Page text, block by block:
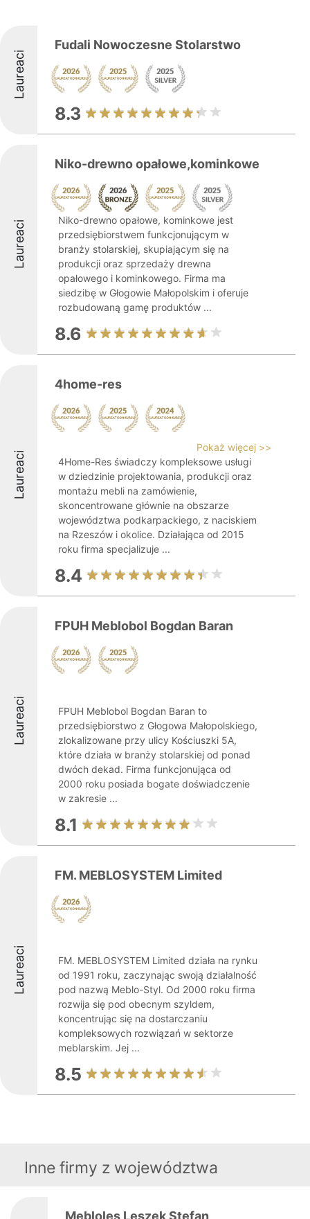
Laureaci
Fudali Nowoczesne Stolarstwo
8.3
Laureaci
Niko-drewno opałowe,kominkowe
Niko-drewno opałowe, kominkowe jest
przedsiębiorstwem funkcjonującym w
branży stolarskiej, skupiającym się na
produkcji oraz sprzedaży drewna
opałowego i kominkowego. Firma ma
siedzibę w Głogowie Małopolskim i oferuje
rozbudowaną gamę produktów ...
8.6
Laureaci
4home-res
Pokaż więcej >>
4Home-Res świadczy kompleksowe usługi
w dziedzinie projektowania, produkcji oraz
montażu mebli na zamówienie,
skoncentrowane głównie na obszarze
województwa podkarpackiego, z naciskiem
na Rzeszów i okolice. Działająca od 2015
roku firma specjalizuje ...
8.4
Laureaci
FPUH Meblobol Bogdan Baran
FPUH Meblobol Bogdan Baran to
przedsiębiorstwo z Głogowa Małopolskiego,
zlokalizowane przy ulicy Kościuszki 5A,
które działa w branży stolarskiej od ponad
dwóch dekad. Firma funkcjonująca od
2000 roku posiada bogate doświadczenie
w zakresie ...
8.1
Laureaci
FM. MEBLOSYSTEM Limited
FM. MEBLOSYSTEM Limited działa na rynku
od 1991 roku, zaczynając swoją działalność
pod nazwą Meblo-Styl. Od 2000 roku firma
rozwija się pod obecnym szyldem,
koncentrując się na dostarczaniu
kompleksowych rozwiązań w sektorze
meblarskim. Jej ...
8.5
Inne firmy z województwa
Mebloles Leszek Stefan